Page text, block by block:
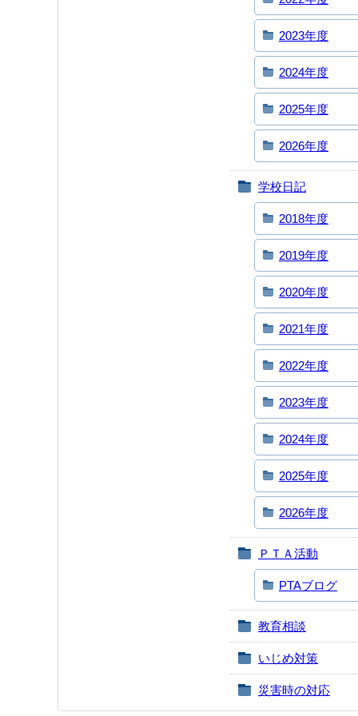
2023年度
2024年度
2025年度
2026年度
学校日記
2018年度
2019年度
2020年度
2021年度
2022年度
2023年度
2024年度
2025年度
2026年度
ＰＴＡ活動
PTAブログ
教育相談
いじめ対策
災害時の対応